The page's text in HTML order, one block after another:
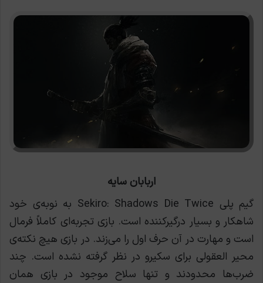
اربابان سایه
گیم پلی Sekiro: Shadows Die Twice به نوبه‌ی خود
شاهکار و بسیار درگیرکننده است. بازی تجربه‌ای کاملاً فرمال
است و مهارت در آن حرف اول را می‌زند. در بازی هیچ نکته‌ی
محیر العقولی برای سکیرو در نظر گرفته نشده است. چند
ضرب‌ها محدودند و تنها سلاح موجود در بازی همان